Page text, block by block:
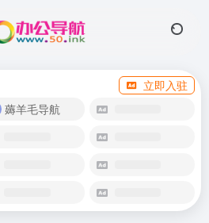
立即入驻
薅羊毛导航